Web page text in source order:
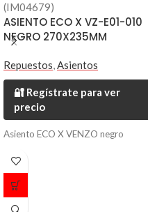
(IM04679)
ASIENTO ECO X VZ-E01-010
NEGRO 270X235MM
Repuestos,Asientos
🔐 Regístrate para ver
precio
Asiento ECO X VENZO negro